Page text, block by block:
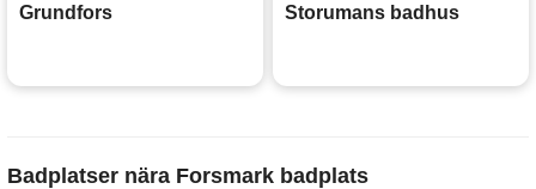
Grundfors Storumans badhus
Badplatser nära Forsmark badplats